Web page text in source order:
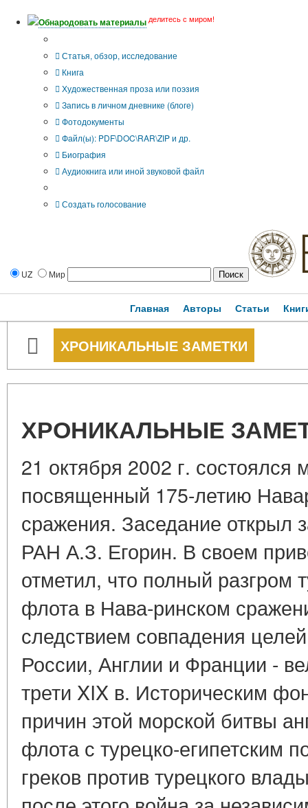
Обнародовать материалы делитесь с миром!
Статья, обзор, исследование
Книга
Художественная проза или поэзия
Запись в личном дневнике (блоге)
Фотодокументы
Файл(ы): PDF\DOC\RAR\ZIP и др.
Биография
Аудиокнига или иной звуковой файл
Создать голосование
UZ Мир
Главная Авторы Статьи
ХРОНИКАЛЬНЫЕ ЗАМЕТКИ
ХРОНИКАЛЬНЫЕ
21 октября 2002 г. состоялся
посвященный 175-летию
сражения. Заседание открыл
РАН А.З. Егорин. В своем
отметил, что полный разгром
флота в Нава-ринском
следствием совпадения
России, Англии и Франции -
трети XIX в. Историческим
причин этой морской битвы
флота с турецко-египетским
греков против турецкого